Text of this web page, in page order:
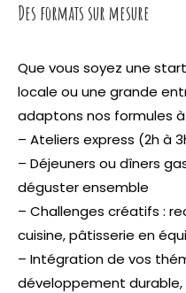
Des formats sur mesure
Que vous soyez une
locale ou une grande
adaptons nos formules à
– Ateliers express (2h à
– Déjeuners ou dîners
déguster ensemble
– Challenges créatifs :
cuisine, pâtisserie en
– Intégration de vos
développement